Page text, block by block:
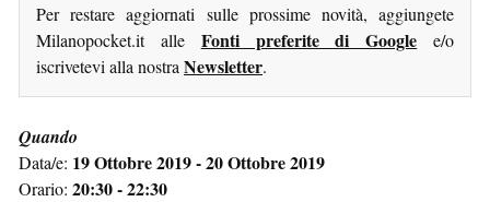
Per restare aggiornati sulle prossime novità, aggiungete
Milanopocket.it alle Fonti preferite di Google e/o
iscrivetevi alla nostra Newsletter.
Quando
Data/e: 19 Ottobre 2019 - 20 Ottobre 2019
Orario: 20:30 - 22:30